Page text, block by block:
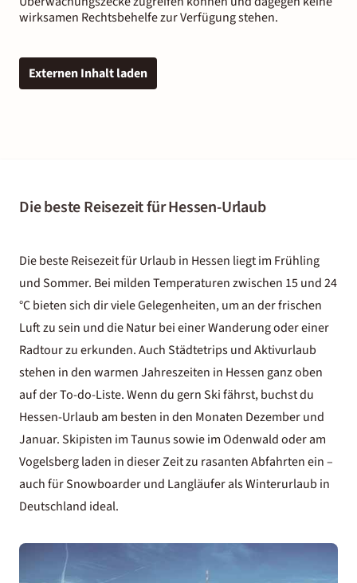
wirksamen Rechtsbehelfe zur Verfügung stehen.
Externen Inhalt laden
Die beste Reisezeit für Hessen-Urlaub
Die beste Reisezeit für Urlaub in Hessen liegt im Frühling
und Sommer. Bei milden Temperaturen zwischen 15 und 24
°C bieten sich dir viele Gelegenheiten, um an der frischen
Luft zu sein und die Natur bei einer Wanderung oder einer
Radtour zu erkunden. Auch Städtetrips undAktivurlaub
stehen in den warmen Jahreszeiten in Hessen ganz oben
auf der To-do-Liste. Wenn du gern Ski fährst, buchst du
Hessen-Urlaub am besten in den Monaten Dezember und
Januar. Skipisten im Taunus sowie im Odenwald oder am
Vogelsberg laden in dieser Zeit zu rasanten Abfahrten ein –
auch für Snowboarder und Langläufer alsWinterurlaub in
Deutschland ideal.